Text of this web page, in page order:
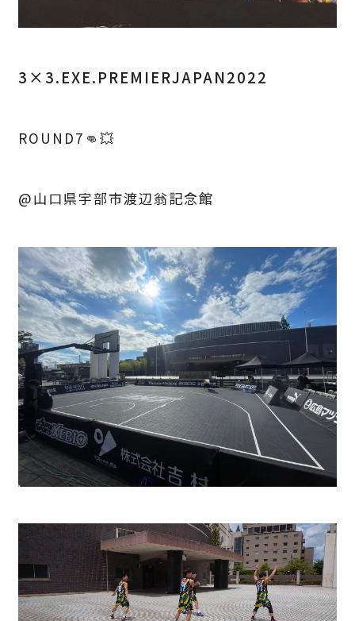
3×3.EXE.PREMIERJAPAN2022
ROUND7👊💥
@山口県宇部市渡辺翁記念館